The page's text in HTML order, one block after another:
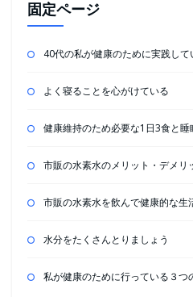
固定ページ
40代の私が健康のために実践して
よく寝ることを心がけている
健康維持のため必要な1日3食と睡
市販の水素水のメリット・デメリ
市販の水素水を飲んで健康的な生
水分をたくさんとりましょう
私が健康のために行っている３つ